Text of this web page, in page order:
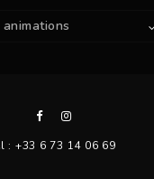
: +33 6 73 14 06 69